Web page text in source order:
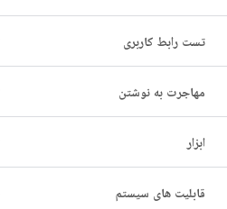
تست رابط کاربری
مهاجرت به نوشتن
ابزار
قابلیت های سیستم